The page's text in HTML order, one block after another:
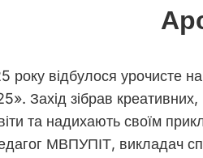
року відбулося урочисте
Захід зібрав креативних,
та надихають своїм
МВПУПІТ, викладач